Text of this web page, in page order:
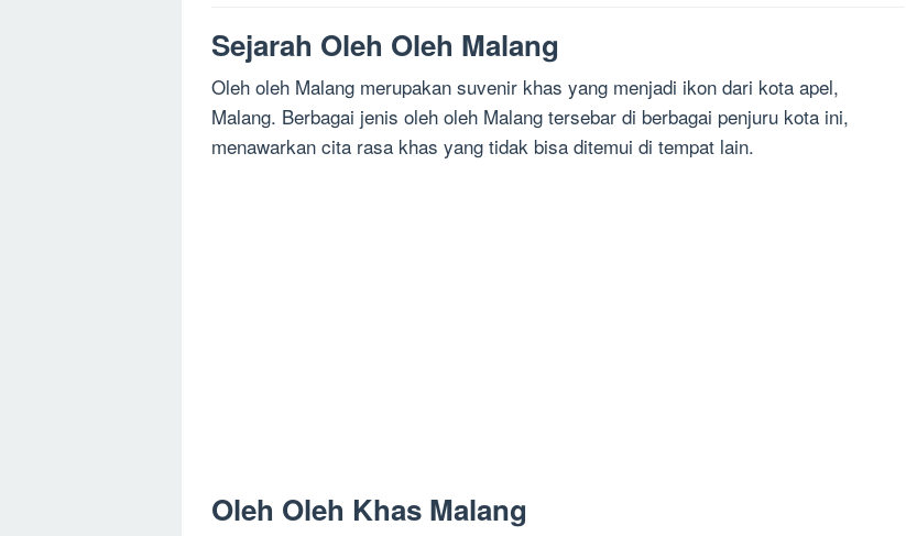
Sejarah Oleh Oleh Malang
Oleh oleh Malang merupakan suvenir khas yang menjadi ikon dari kota apel,
Malang. Berbagai jenis oleh oleh Malang tersebar di berbagai penjuru kota ini,
menawarkan cita rasa khas yang tidak bisa ditemui di tempat lain.
Oleh Oleh Khas Malang